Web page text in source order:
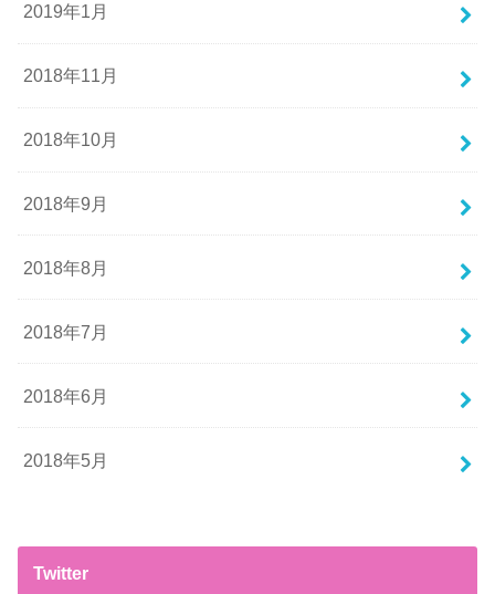
2019年1月
2018年11月
2018年10月
2018年9月
2018年8月
2018年7月
2018年6月
2018年5月
Twitter